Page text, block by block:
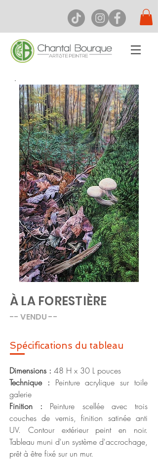
À LA FORESTIÈRE
-- VENDU --
Spécifications du tableau
Dimensions : 48 H x 30 L pouces
Technique : Peinture acrylique sur toile
galerie
Finition : Peinture scellée avec trois
couches de vernis, finition satinée anti
UV. Contour extérieur peint en noir.
Tableau muni d'un système d'accrochage,
prêt à être fixé sur un mur.